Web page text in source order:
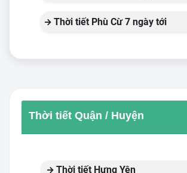
Thời tiết Phù Cừ 7 ngày tới
Thời tiết Quận / Huyện
Thời tiết Hưng Yên